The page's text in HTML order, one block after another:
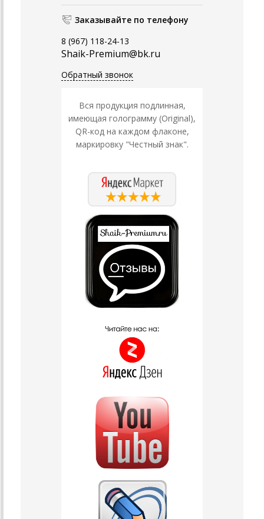
Заказывайте по телефону
8 (967) 118-24-13
Shaik-Premium@bk.ru
Обратный звонок
Вся продукция подлинная,
имеющая голограмму (Original),
QR-код на каждом флаконе,
маркировку "Честный знак".